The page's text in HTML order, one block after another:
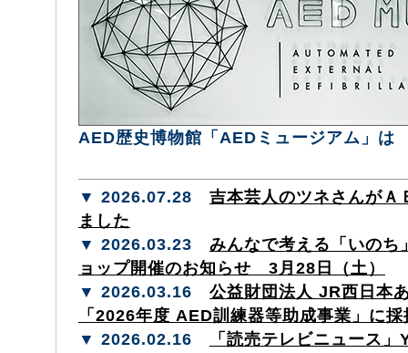
AED歴史博物館「AEDミュージアム」は
▼ 2026.07.28 吉本芸人のツネさんがＡ
ました
▼ 2026.03.23 みんなで考える「いの
ョップ開催のお知らせ 3月28日（土）
▼ 2026.03.16 公益財団法人 JR西日本
「2026年度 AED訓練器等助成事業」に
▼ 2026.02.16
「読売テレビニュース